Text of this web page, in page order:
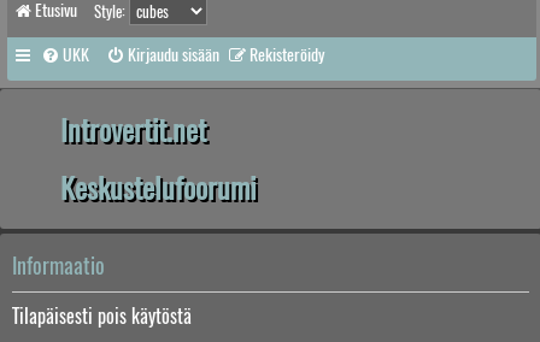
Etusivu Style:
UKK Kirjaudu sisään Rekisteröidy
Introvertit.net
Keskustelufoorumi
Informaatio
Tilapäisesti pois käytöstä